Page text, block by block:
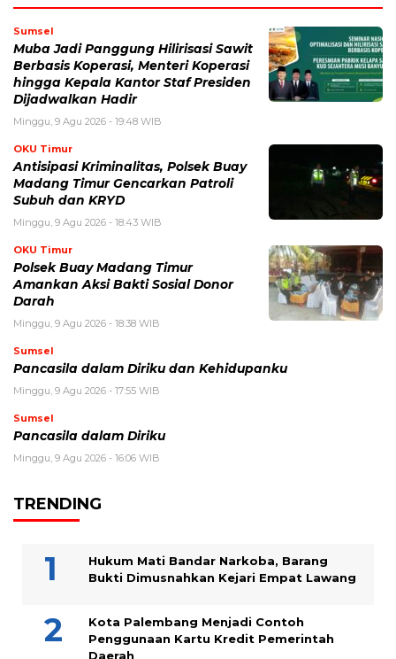
Sumsel
Muba Jadi Panggung Hilirisasi Sawit
Berbasis Koperasi, Menteri Koperasi
hingga Kepala Kantor Staf Presiden
Dijadwalkan Hadir
Minggu, 9 Agu 2026 - 19:48 WIB
OKU Timur
Antisipasi Kriminalitas, Polsek Buay
Madang Timur Gencarkan Patroli
Subuh dan KRYD
Minggu, 9 Agu 2026 - 18:43 WIB
OKU Timur
Polsek Buay Madang Timur
Amankan Aksi Bakti Sosial Donor
Darah
Minggu, 9 Agu 2026 - 18:38 WIB
Sumsel
Pancasila dalam Diriku dan Kehidupanku
Minggu, 9 Agu 2026 - 17:55 WIB
Sumsel
Pancasila dalam Diriku
Minggu, 9 Agu 2026 - 16:06 WIB
TRENDING
Hukum Mati Bandar Narkoba, Barang
Bukti Dimusnahkan Kejari Empat Lawang
Kota Palembang Menjadi Contoh
Penggunaan Kartu Kredit Pemerintah
Daerah